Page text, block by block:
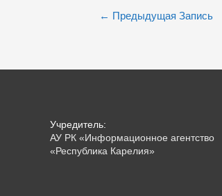
← Предыдущая Запись
Учредитель:
АУ РК «Информационное агентство
«Республика Карелия»